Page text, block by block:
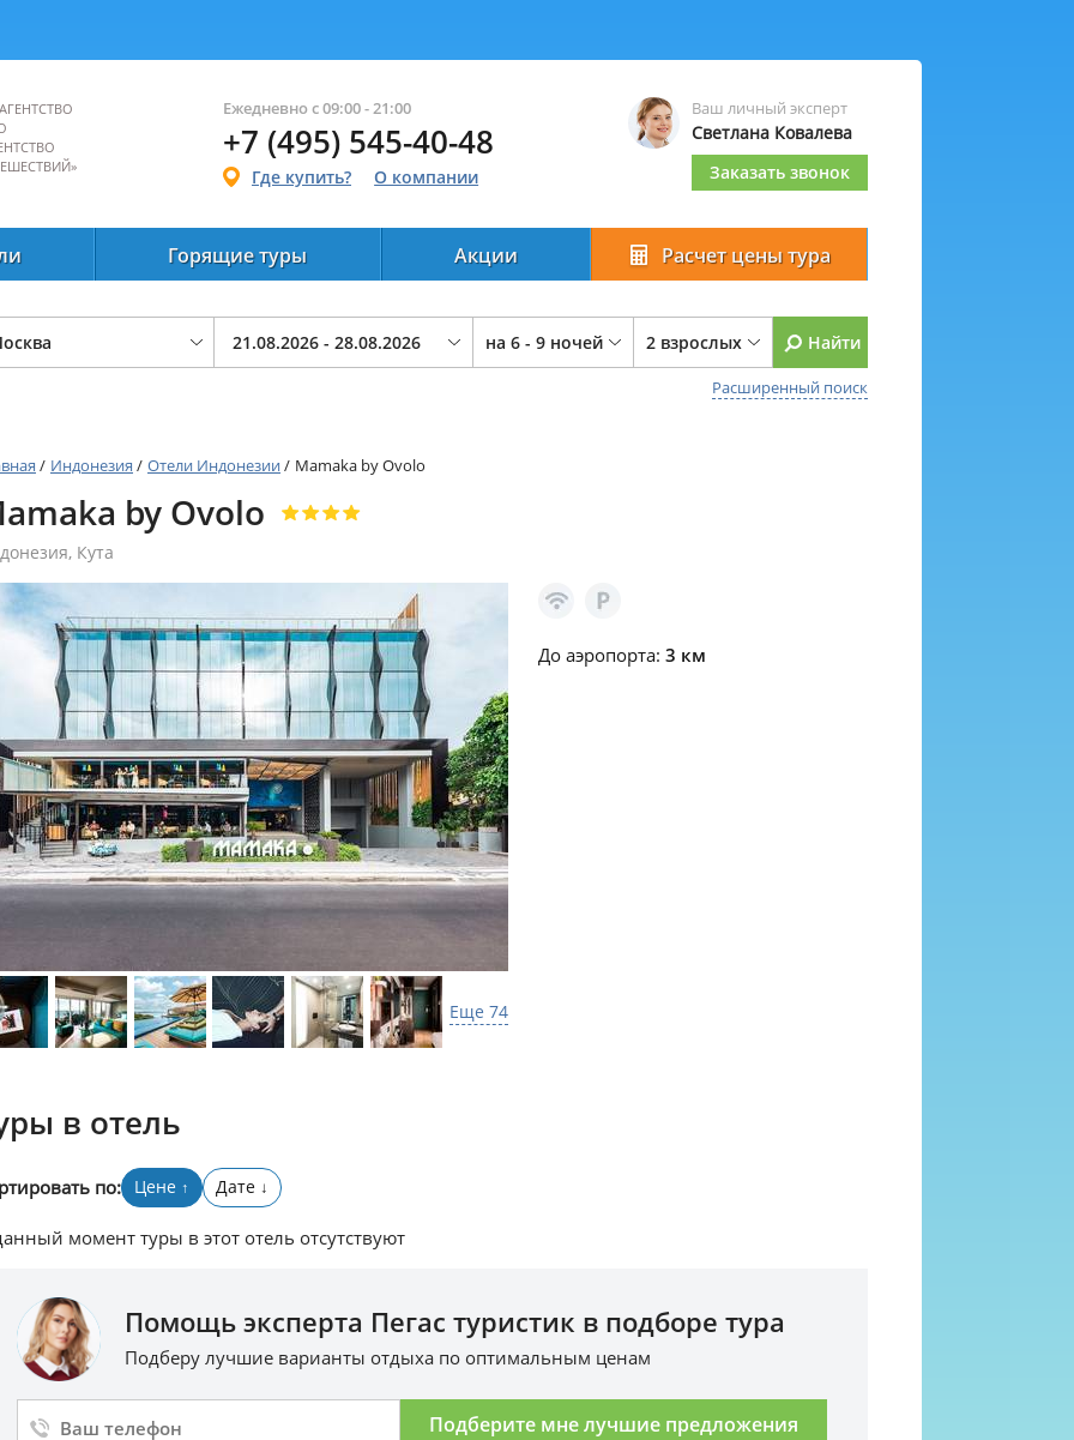
Ежедневно с 09:00 - 21:00
+7 (495) 545-40-48
Где купить? О компании
Ваш личный эксперт
Светлана Ковалева
Заказать звонок
Горящие туры Акции Расчет цены тура
на 6 - 9 ночей 2 взрослых Найти
Расширенный поиск
/ Индонезия / Отели Индонезии/ Mamaka by Ovolo
by Ovolo
, Кута
Еще 74
До аэропорта: 3 км
в отель
по: Цене ↑ Дате ↓
момент туры в этот отель отсутствуют
Помощь эксперта Пегас туристик в подборе тура
Подберу лучшие варианты отдыха по оптимальным ценам
Подберите мне лучшие предложения